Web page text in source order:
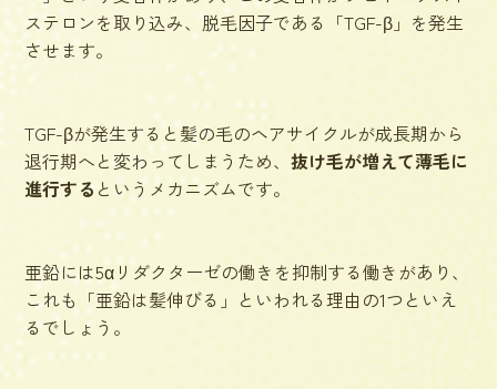
ステロンを取り込み、脱毛因子である「TGF-β」を発生
させます。
TGF-βが発生すると髪の毛のヘアサイクルが成長期から
退行期へと変わってしまうため、抜け毛が増えて薄毛に
進行する というメカニズムです。
亜鉛には5αリダクターゼの働きを抑制する働きがあり、
これも「亜鉛は髪伸びる」といわれる理由の1つといえ
るでしょう。